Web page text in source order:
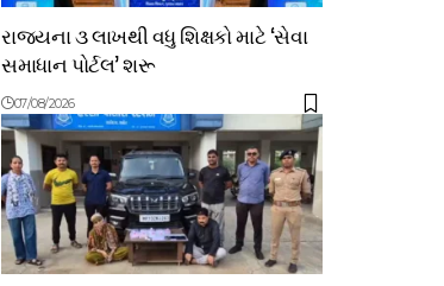
રાજ્યના ૩ લાખથી વધુ શિક્ષકો માટે ‘સેવા
સમાધાન પોર્ટલ’ શરૂ
07/08/2026